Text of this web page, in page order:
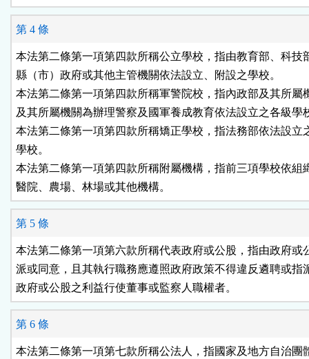
第 4 條
本法第二條第一項第四款所稱公立學校，指由教育部、科技
縣（市）政府或其他主管機關依法設立、附設之學校。
本法第二條第一項第四款所稱軍警院校，指內政部及其所屬
及其所屬機關為辦理警察及國軍養成教育依法設立之各級學
本法第二條第一項第四款所稱矯正學校，指法務部依法設立
學校。
本法第二條第一項第四款所稱附屬機構，指前三項學校依組
醫院、農場、林場或其他機構。
第 5 條
本法第二條第一項第六款所稱代表政府或公股，指由政府或
派或同意，且其執行職務應遵照政府政策不得違反遴聘或指
政府或公股之利益行使董事或監察人職權者。
第 6 條
本法第二條第一項第七款所稱公法人，指國家及地方自治團